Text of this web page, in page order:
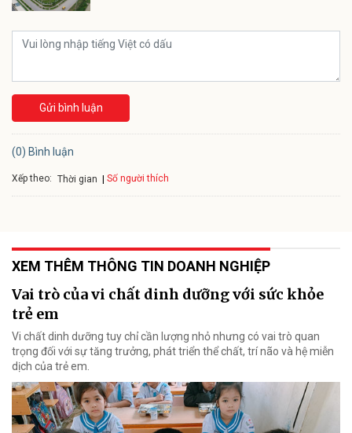
Gửi bình luận
(0) Bình luận
Xếp theo: Thời gian Số người thích
XEM THÊM THÔNG TIN DOANH NGHIỆP
Vai trò của vi chất dinh dưỡng với sức khỏe
trẻ em
Vi chất dinh dưỡng tuy chỉ cần lượng nhỏ nhưng có vai trò quan
trọng đối với sự tăng trưởng, phát triển thể chất, trí não và hệ miễn
dịch của trẻ em.